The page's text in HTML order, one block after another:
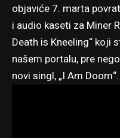
objaviće 7. marta
i audio kaseti za Miner
Death is Kneeling“ koji
našem portalu, pre
novi singl, „I Am Doom“.